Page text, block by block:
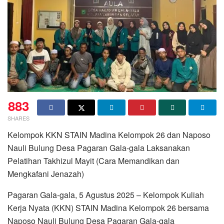
883
SHARES
Kelompok KKN STAIN Madina Kelompok 26 dan Naposo
Nauli Bulung Desa Pagaran Gala-gala Laksanakan
Pelatihan Takhizul Mayit (Cara Memandikan dan
Mengkafani Jenazah)
Pagaran Gala-gala, 5 Agustus 2025 – Kelompok Kuliah
Kerja Nyata (KKN) STAIN Madina Kelompok 26 bersama
Naposo Nauli Bulung Desa Pagaran Gala-gala